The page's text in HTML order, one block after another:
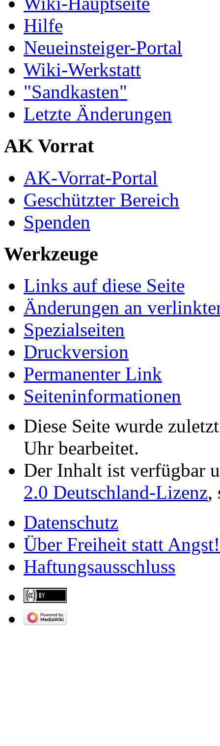
Hilfe
Neueinsteiger-Portal
Wiki-Werkstatt
"Sandkasten"
Letzte Änderungen
AK Vorrat
AK-Vorrat-Portal
Geschützter Bereich
Spenden
Werkzeuge
Links auf diese Seite
Änderungen an
Spezialseiten
Druckversion
Permanenter Link
Seiten­­informationen
Diese Seite wurde
Uhr bearbeitet.
Der Inhalt ist verfügbar
2.0 Deutschland-Lizenz,
Datenschutz
Über Freiheit statt Angst!
Haftungsausschluss